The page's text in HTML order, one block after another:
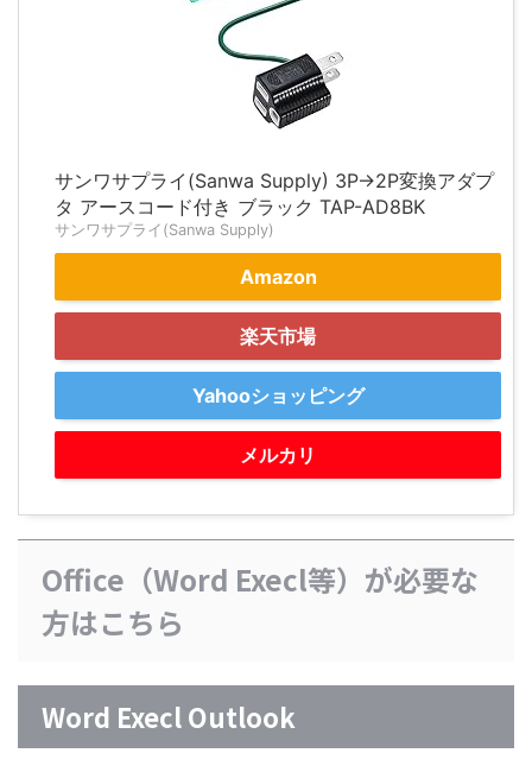
サンワサプライ(Sanwa Supply) 3P→2P変換アダプ
タ アースコード付き ブラック TAP-AD8BK
サンワサプライ(Sanwa Supply)
Amazon
楽天市場
Yahooショッピング
メルカリ
Office（Word Execl等）が必要な
方はこちら
Word Execl Outlook